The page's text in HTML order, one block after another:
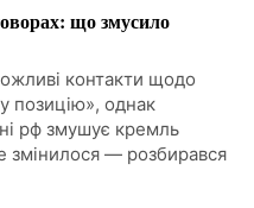
що змусило
контакти щодо
позицію», однак
рф змушує кремль
змінилося — розбирався